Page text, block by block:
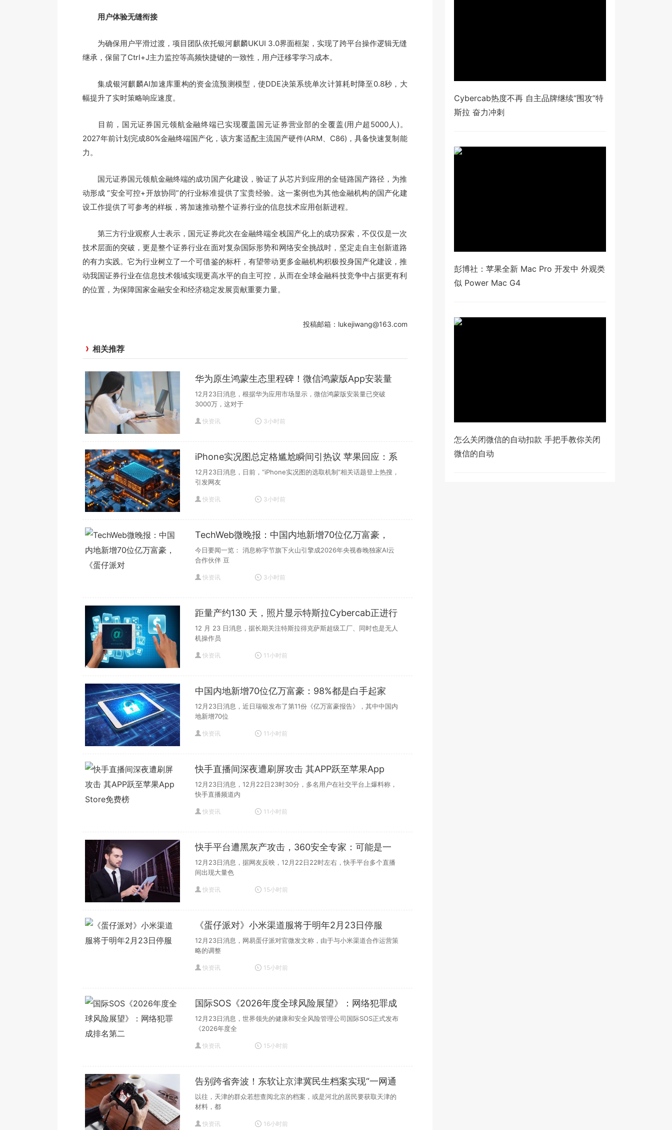
用户体验无缝衔接
为确保用户平滑过渡，项目团队依托银河麒麟UKUI 3.0界面框架，实现了跨平台操作逻辑无缝
继承，保留了Ctrl+J主力监控等高频快捷键的一致性，用户迁移零学习成本。
集成银河麒麟AI加速库重构的资金流预测模型，使DDE决策系统单次计算耗时降至0.8秒，大
幅提升了实时策略响应速度。
目前，国元证券国元领航金融终端已实现覆盖国元证券营业部的全覆盖(用户超5000人)。
2027年前计划完成80%金融终端国产化，该方案适配主流国产硬件(ARM、C86)，具备快速复制能
力。
国元证券国元领航金融终端的成功国产化建设，验证了从芯片到应用的全链路国产路径，为推
动形成 “安全可控+开放协同”的行业标准提供了宝贵经验。这一案例也为其他金融机构的国产化建
设工作提供了可参考的样板，将加速推动整个证券行业的信息技术应用创新进程。
第三方行业观察人士表示，国元证券此次在金融终端全栈国产化上的成功探索，不仅仅是一次
技术层面的突破，更是整个证券行业在面对复杂国际形势和网络安全挑战时，坚定走自主创新道路
的有力实践。它为行业树立了一个可借鉴的标杆，有望带动更多金融机构积极投身国产化建设，推
动我国证券行业在信息技术领域实现更高水平的自主可控，从而在全球金融科技竞争中占据更有利
的位置，为保障国家金融安全和经济稳定发展贡献重要力量。
投稿邮箱：lukejiwang@163.com
相关推荐
华为原生鸿蒙生态里程碑！微信鸿蒙版App安装量
突破
12月23日消息，根据华为应用市场显示，微信鸿蒙版安装量已突破
3000万，这对于
快资讯 3小时前
iPhone实况图总定格尴尬瞬间引热议 苹果回应：系
统随机
12月23日消息，日前，“iPhone实况图的选取机制”相关话题登上热搜，
引发网友
快资讯 3小时前
TechWeb微晚报：中国内地新增70位亿万富豪，
《蛋仔派对
今日要闻一览： 消息称字节旗下火山引擎成2026年央视春晚独家AI云
合作伙伴 豆
快资讯 3小时前
距量产约130 天，照片显示特斯拉Cybercab正进行
碰撞测试
12 月 23 日消息，据长期关注特斯拉得克萨斯超级工厂、同时也是无人
机操作员
快资讯 11小时前
中国内地新增70位亿万富豪：98%都是白手起家
12月23日消息，近日瑞银发布了第11份《亿万富豪报告》，其中中国内
地新增70位
快资讯 11小时前
快手直播间深夜遭刷屏攻击 其APP跃至苹果App
Store免费榜
12月23日消息，12月22日23时30分，多名用户在社交平台上爆料称，
快手直播频道内
快资讯 11小时前
快手平台遭黑灰产攻击，360安全专家：可能是一
场有组
12月23日消息，据网友反映，12月22日22时左右，快手平台多个直播
间出现大量色
快资讯 15小时前
《蛋仔派对》小米渠道服将于明年2月23日停服
12月23日消息，网易蛋仔派对官微发文称，由于与小米渠道合作运营策
略的调整
快资讯 15小时前
国际SOS《2026年度全球风险展望》：网络犯罪成
排名第二
12月23日消息，世界领先的健康和安全风险管理公司国际SOS正式发布
《2026年度全
快资讯 15小时前
告别跨省奔波！东软让京津冀民生档案实现“一网通
查
以往，天津的群众若想查阅北京的档案，或是河北的居民要获取天津的
材料，都
快资讯 16小时前
Cybercab热度不再 自主品牌继续“围攻”特
斯拉 奋力冲刺
彭博社：苹果全新 Mac Pro 开发中 外观类
似 Power Mac G4
怎么关闭微信的自动扣款 手把手教你关闭
微信的自动